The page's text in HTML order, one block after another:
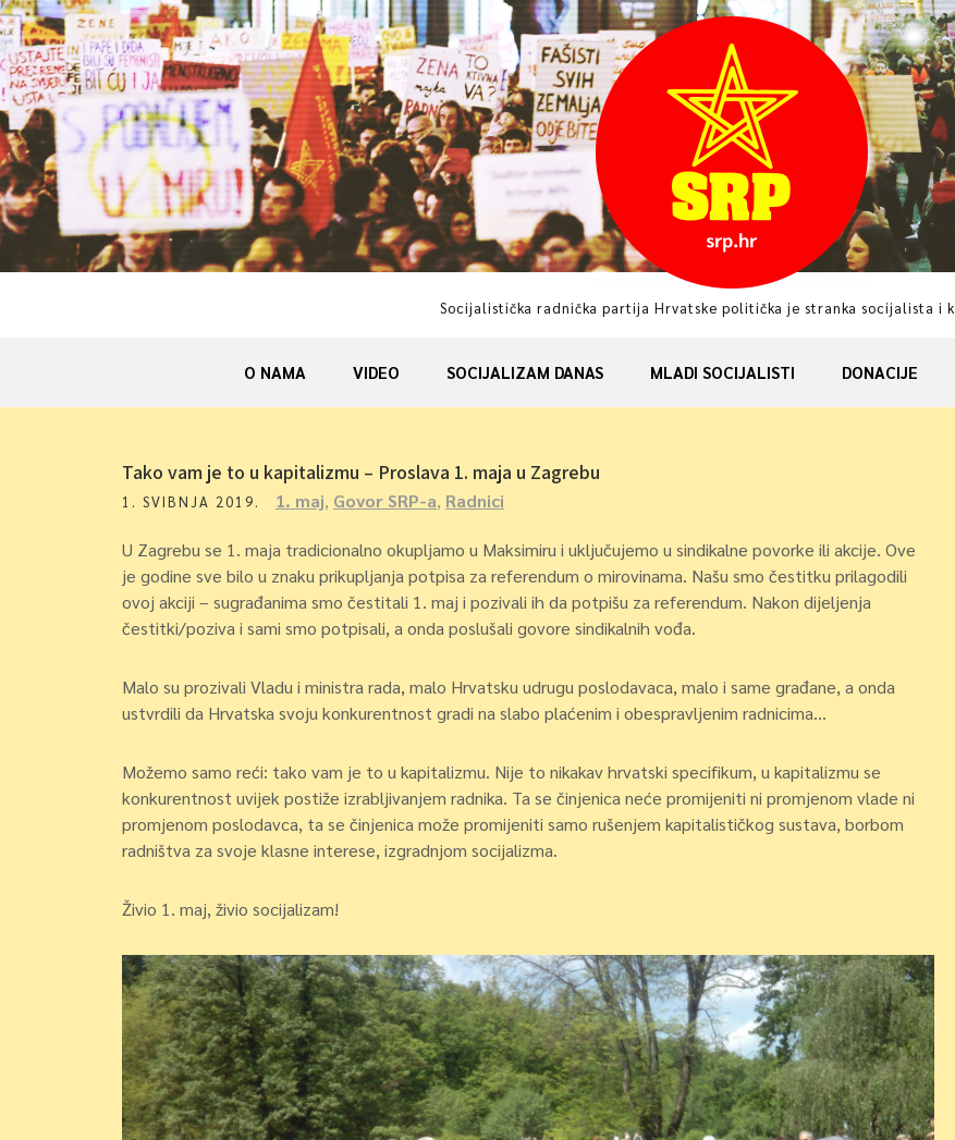
Skip
to
content
Socijalistička radnička partija Hrvatske politička je stranka socijalista i
O NAMA VIDEO SOCIJALIZAM DANAS MLADI SOCIJALISTI DONACIJE
Tako vam je to u kapitalizmu – Proslava 1. maja u Zagrebu
1. SVIBNJA 2019. 1. maj, Govor SRP-a, Radnici
U Zagrebu se 1. maja tradicionalno okupljamo u Maksimiru i uključujemo u sindikalne povorke ili akcije. Ove
je godine sve bilo u znaku prikupljanja potpisa za referendum o mirovinama. Našu smo čestitku prilagodili
ovoj akciji – sugrađanima smo čestitali 1. maj i pozivali ih da potpišu za referendum. Nakon dijeljenja
čestitki/poziva i sami smo potpisali, a onda poslušali govore sindikalnih vođa.
Malo su prozivali Vladu i ministra rada, malo Hrvatsku udrugu poslodavaca, malo i same građane, a onda
ustvrdili da Hrvatska svoju konkurentnost gradi na slabo plaćenim i obespravljenim radnicima…
Možemo samo reći: tako vam je to u kapitalizmu. Nije to nikakav hrvatski specifikum, u kapitalizmu se
konkurentnost uvijek postiže izrabljivanjem radnika. Ta se činjenica neće promijeniti ni promjenom vlade ni
promjenom poslodavca, ta se činjenica može promijeniti samo rušenjem kapitalističkog sustava, borbom
radništva za svoje klasne interese, izgradnjom socijalizma.
Živio 1. maj, živio socijalizam!